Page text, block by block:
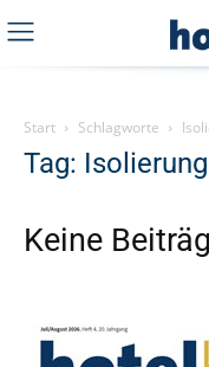
Start Schlagworte
Tag: Isolierung
Keine